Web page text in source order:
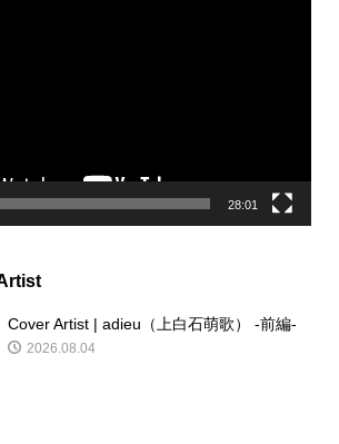
28:01
Cover Artist | adieu（上白石萌歌） -前編-
2026.08.04